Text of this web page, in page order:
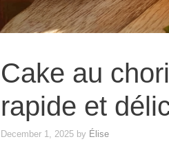
Cake au
rapide et
December 1, 2025 by Élise